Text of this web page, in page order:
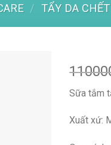
/ TẨY DA CHẾT
Sữa tắm
Xuất xứ: